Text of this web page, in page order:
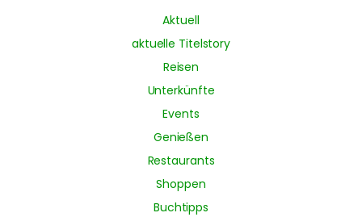
Aktuell
aktuelle Titelstory
Reisen
Unterkünfte
Events
Genießen
Restaurants
Shoppen
Buchtipps